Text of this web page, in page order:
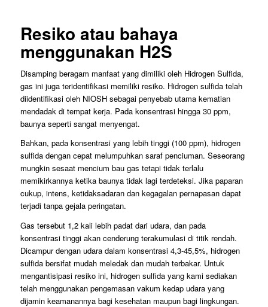
Resiko atau bahaya
menggunakan H2S
Disamping beragam manfaat yang dimiliki oleh Hidrogen Sulfida,
gas ini juga teridentifikasi memiliki resiko. Hidrogen sulfida telah
diidentifikasi oleh NIOSH sebagai penyebab utama kematian
mendadak di tempat kerja. Pada konsentrasi hingga 30 ppm,
baunya seperti sangat menyengat.
Bahkan, pada konsentrasi yang lebih tinggi (100 ppm), hidrogen
sulfida dengan cepat melumpuhkan saraf penciuman. Seseorang
mungkin sesaat mencium bau gas tetapi tidak terlalu
memikirkannya ketika baunya tidak lagi terdeteksi. Jika paparan
cukup, intens, ketidaksadaran dan kegagalan pernapasan dapat
terjadi tanpa gejala peringatan.
Gas tersebut 1,2 kali lebih padat dari udara, dan pada
konsentrasi tinggi akan cenderung terakumulasi di titik rendah.
Dicampur dengan udara dalam konsentrasi 4,3-45,5%, hidrogen
sulfida bersifat mudah meledak dan mudah terbakar. Untuk
mengantisipasi resiko ini, hidrogen sulfida yang kami sediakan
telah menggunakan pengemasan vakum kedap udara yang
dijamin keamanannya bagi kesehatan maupun bagi lingkungan.